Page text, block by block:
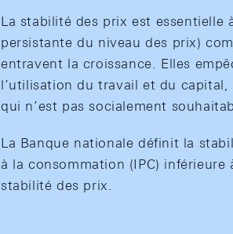
La stabilité des prix est essentielle
persistante du niveau des prix)
entravent la croissance. Elles
l’utilisation du travail et du
qui n’est pas socialement
La Banque nationale définit la
à la consommation (IPC)
stabilité des prix.